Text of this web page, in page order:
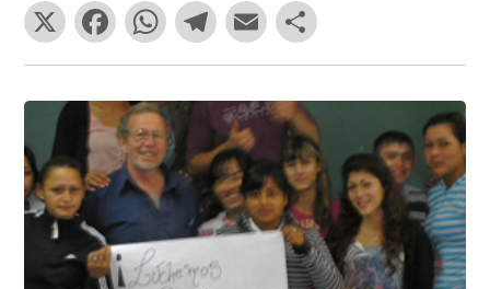
X
F
a
c
e
b
o
o
k
W
h
at
s
A
p
p
T
el
e
gr
a
m
E
m
ai
l
o
m
ar
tir